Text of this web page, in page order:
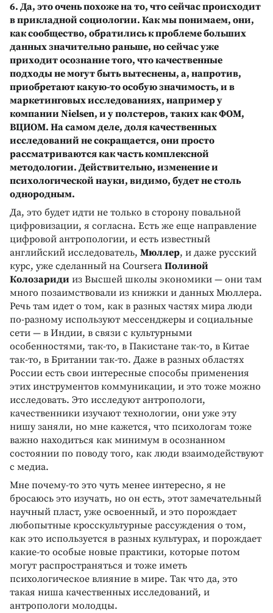
6. Да, это очень похоже на то, что сейчас происходит
в прикладной социологии. Как мы понимаем, они,
как сообщество, обратились к проблеме больших
данных значительно раньше, но сейчас уже
приходит осознание того, что качественные
подходы не могут быть вытеснены, а, напротив,
приобретают какую-то особую значимость, и в
маркетинговых исследованиях, например у
компании Nielsen, и у полстеров, таких как ФОМ,
ВЦИОМ. На самом деле, доля качественных
исследований не сокращается, они просто
рассматриваются как часть комплексной
методологии. Действительно, изменение и
психологической науки, видимо, будет не столь
однородным.
Да, это будет идти не только в сторону повальной
цифровизации, я согласна. Есть же еще направление
цифровой антропологии, и есть известный
английский исследователь, Мюллер, и даже русский
курс, уже сделанный на Coursera Полиной
Колозариди из Высшей школы экономики — они там
много позаимствовали из книжки и данных Мюллера.
Речь там идет о том, как в разных частях мира люди
по-разному используют мессенджеры и социальные
сети — в Индии, в связи с культурными
особенностями, так-то, в Пакистане так-то, в Китае
так-то, в Британии так-то. Даже в разных областях
России есть свои интересные способы применения
этих инструментов коммуникации, и это тоже можно
исследовать. Это исследуют антропологи,
качественники изучают технологии, они уже эту
нишу заняли, но мне кажется, что психологам тоже
важно находиться как минимум в осознанном
состоянии по поводу того, как люди взаимодействуют
с медиа.
Мне почему-то это чуть менее интересно, я не
бросаюсь это изучать, но он есть, этот замечательный
научный пласт, уже освоенный, и это порождает
любопытные кросскультурные рассуждения о том,
как это используется в разных культурах, и порождает
какие-то особые новые практики, которые потом
могут распространяться и тоже иметь
психологическое влияние в мире. Так что да, это
такая ниша качественных исследований, и
антропологи молодцы.